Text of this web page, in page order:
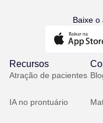
Baixe o
Recursos
Atração de pacientes
IA no prontuário